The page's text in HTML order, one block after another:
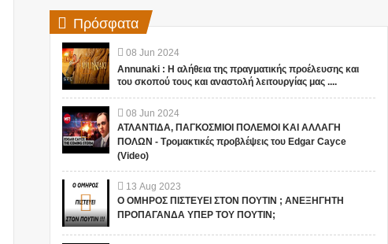
Πρόσφατα
08 Jun 2024
Annunaki : Η αλήθεια της πραγματικής προέλευσης και
του σκοπού τους και αναστολή λειτουργίας μας ....
08 Jun 2024
ΑΤΛΑΝΤΙΔΑ, ΠΑΓΚΟΣΜΙΟΙ ΠΟΛΕΜΟΙ ΚΑΙ ΑΛΛΑΓΗ
ΠΟΛΩΝ - Τρομακτικές προβλέψεις του Edgar Cayce
(Video)
13 Aug 2023
Ο ΟΜΗΡΟΣ ΠΙΣΤΕΥΕΙ ΣΤΟΝ ΠΟΥΤΙΝ ; ΑΝΕΞΗΓΗΤΗ
ΠΡΟΠΑΓΑΝΔΑ ΥΠΕΡ ΤΟΥ ΠΟΥΤΙΝ;